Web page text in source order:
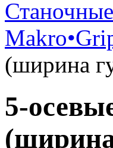
(ширина
5-